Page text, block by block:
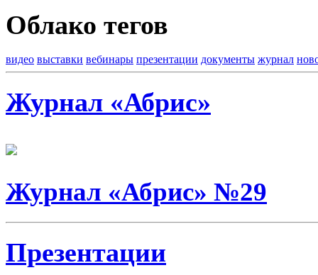
Облако тегов
видео выставки вебинары презентации документы журнал
Журнал «Абрис»
Журнал «Абрис» №29
Презентации